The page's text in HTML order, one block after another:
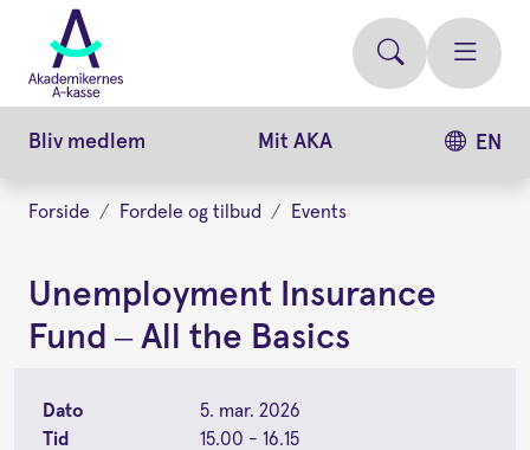
videre
hovedindhold
Bliv medlem Mit AKA EN
Forside Fordele og tilbud Events
Unemployment Insurance
Fund – All the Basics
Dato
5. mar. 2026
Tid
15.00 - 16.15